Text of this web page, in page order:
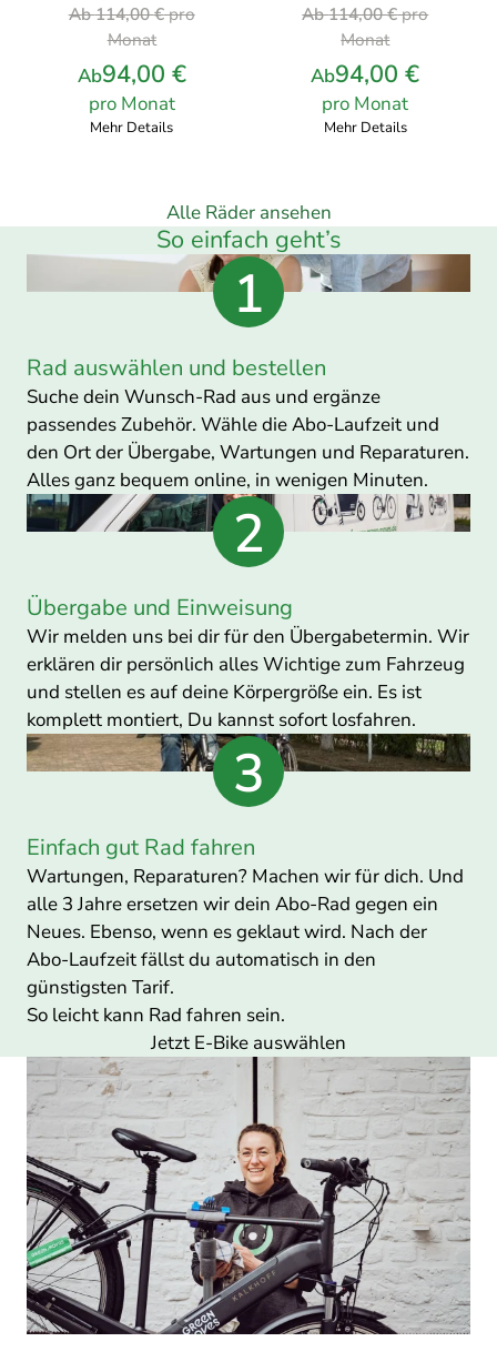
Ab114,00€pro
Monat
Ursprünglicher
Preis
war:
114,00 €
pro
Ab94,00 €
pro Monat
Mehr Details
Ab114,00€pro
Monat
Ursprünglicher
Preis
war:
114,00 €
pro
Ab94,00€
pro Monat
Mehr Details
Alle Räder ansehen
So einfach geht’s
Rad auswählen und bestellen
Suche dein Wunsch-Rad aus und ergänze
passendes Zubehör. Wähle die Abo-Laufzeit und
den Ort der Übergabe, Wartungen und Reparaturen.
Alles ganz bequem online, in wenigen Minuten.
Übergabe und Einweisung
Wir melden uns bei dir für den Übergabetermin. Wir
erklären dir persönlich alles Wichtige zum Fahrzeug
und stellen es auf deine Körpergröße ein. Es ist
komplett montiert, Du kannst sofort losfahren.
Einfach gut Rad fahren
Wartungen, Reparaturen? Machen wir für dich. Und
alle 3 Jahre ersetzen wir dein Abo-Rad gegen ein
Neues. Ebenso, wenn es geklaut wird. Nach der
Abo-Laufzeit fällst du automatisch in den
günstigsten Tarif.
So leicht kann Rad fahren sein.
Jetzt E-Bike auswählen